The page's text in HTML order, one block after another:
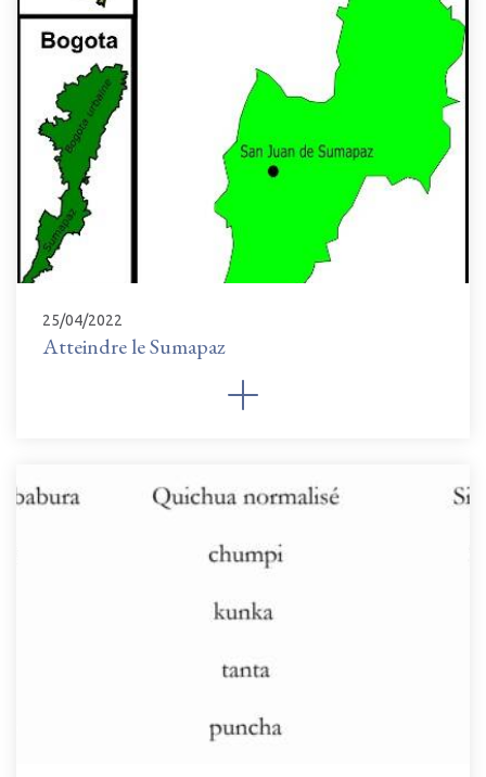
25/04/2022
Atteindre le Sumapaz